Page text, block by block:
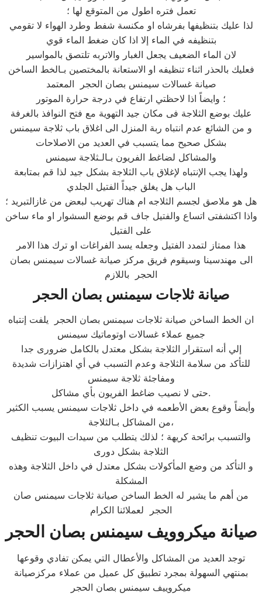
تعمل فتره اطول من المتوقع لها ؛
لذا عليك بتنظيفها بفرشاه او مكنسة شفط وطرد الهواء لا تقومي
بتنظيفه في الماء إلا اذا كان ضغط الماء قوي
لان الماء الضعيف يجعل الغبار والاتربه تلتصق بالمواسير
فعليك بالحذر اثناء تنظيفه او الاستعانة بالمختصين بـالخط الساخن
صيانة غسالات سيمنس بصان الحجر المعتمد
؛ وايضاً اذا لاحظتي ارتفاع في درجة حرارة الموتور
عليك بوضع الثلاجة فى مكان جيد التهوية مع فتح النوافذ بالغرفة
و من الشائع عدم انتباه ربة المنزل الى اغلاق باب ثلاجة سيمنس
بشكل صحيح مما يتسبب في العديد من الاصلاحات
والمشاكل لضاغط الفريون بـالـثلاجة سيمنس
ولهذا يجب الإنتباه لإغلاق باب الثلاجة بشكل جيد لذا قم بمتابعة
الباب هل يغلق جيداً الفتيل الجلدي
هل هو ملاصق لجسم الثلاجه ام هناك تهريب لبعض من غازالتبريد ؛
واذا اكتشفتى اتساع والفتيل جاف قم بوضع السشوار او ماء ساخن
على الفتيل
هذا ممتاز لتمدد الفتيل وجعله يسد الفراغات او ترك هذا الامر
الى مهندسينا وسيقوم فريق مركز صيانة غسالات سيمنس بصان
الحجر باللازم
صيانة ثلاجات سيمنس بصان الحجر
ان الخط الساخن صيانة ثلاجات سيمنس بصان الحجر يلفت إنتباه
جميع عملاء غسالات اوتوماتيك سيمنس
إلي أنه استقرار الثلاجة بشكل معتدل بالكامل ضرورى جدا
للتأكد من سلامة الثلاجة وعدم التسبب في أي اهتزازات شديدة
ومفاجئة ثلاجة سيمنس
حتى لا نصيب ضاغط الفريون بأي مشاكل.
وأيضاً وقوع بعض الأطعمه في داخل ثلاجات سيمنس يسبب الكثير
من المشاكل بـالثلاجة،
والتسبب برائحة كريهة ؛ لذلك يتطلب من سيدات البيوت تنظيف
الثلاجة بشكل دورى
و التأكد من وضع المأكولات بشكل معتدل في داخل الثلاجة وهذه
المشكلة
من أهم ما يشير له الخط الساخن صيانة ثلاجات سيمنس صان
الحجر لعملائنا الكرام
صيانة ميكروويف سيمنس بصان الحجر
توجد العديد من المشاكل والأعطال التي يمكن تفادي وقوعها
بمنتهي السهولة بمجرد تطبيق كل عميل من عملاء مركزصيانة
ميكروييف سيمنس بصان الحجر